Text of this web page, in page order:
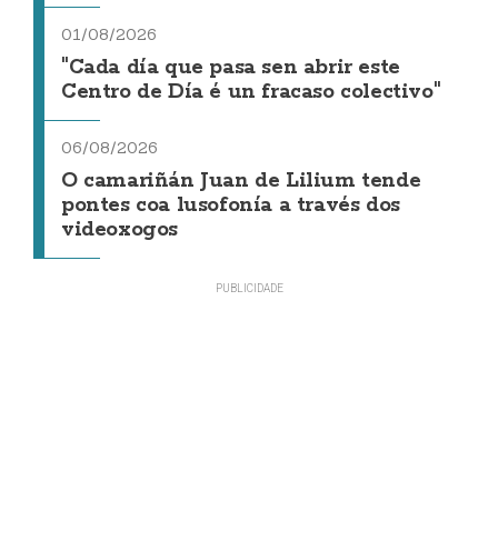
01/08/2026
"Cada día que pasa sen abrir este
Centro de Día é un fracaso colectivo"
06/08/2026
O camariñán Juan de Lilium tende
pontes coa lusofonía a través dos
videoxogos